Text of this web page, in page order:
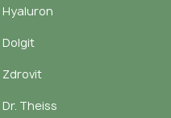
Hyaluron
Dolgit
Zdrovit
Dr. Theiss